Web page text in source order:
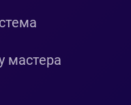
мастера